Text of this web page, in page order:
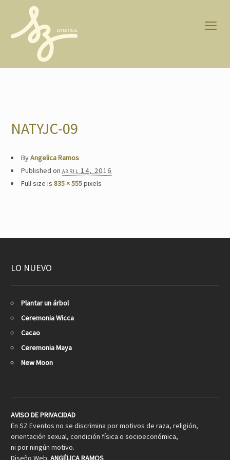
NATYJC-09
ByAngelica Ramos
Published on abril 14, 2016
Full size is 835 × 555pixels
LO NUEVO
Plantar un árbol
Ceremonia Wicca
Cacao
Ceremonia Maya
New Moon
AVISO DE PRIVACIDAD
En SZ Eventos no se discrimina por motivos de raza, religión,
orientación sexual, condición física o socioeconómica,
ni por ningún motivo.
Diseño Web: ANGÉLICA RAMOS